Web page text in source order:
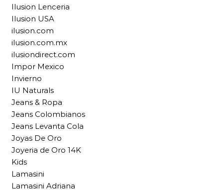
Ilusion Lenceria
Ilusion USA
ilusion.com
ilusion.com.mx
ilusiondirect.com
Impor Mexico
Invierno
IU Naturals
Jeans & Ropa
Jeans Colombianos
Jeans Levanta Cola
Joyas De Oro
Joyeria de Oro 14K
Kids
Lamasini
Lamasini Adriana